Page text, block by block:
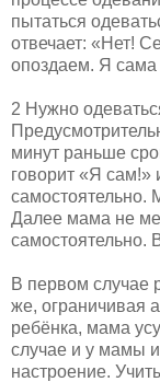
пытаться
отвечает: «Нет!
опоздаем. Я сама
2 Нужно
минут раньше
говорит «Я сам!»
самостоятельно.
Далее мама не
самостоятельно.
В первом случае
же, ограничивая
ребёнка, мама
случае и у мамы
настроение.